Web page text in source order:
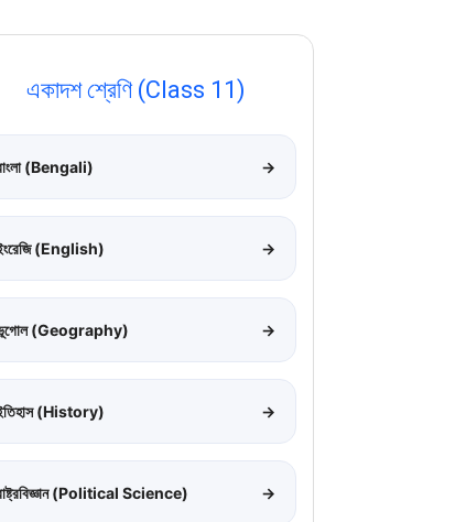
একাদশ শ্রেণি (Class 11)
(Bengali) →
(English) →
(Geography) →
(History) →
(Political Science) →